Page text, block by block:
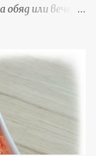
обяд или вечеря,
една от най-
за
публикация ще
перфектната
трикове и
ще ви